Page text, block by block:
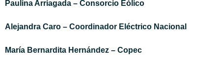
Paulina Arriagada – Consorcio Eólico
Alejandra Caro – Coordinador Eléctrico Nacional
María Bernardita Hernández – Copec